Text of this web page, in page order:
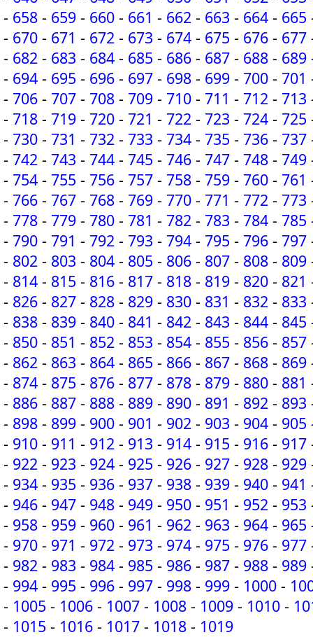
- 658 - 659 - 660 - 661 - 662 - 663 - 664 - 665
- 670 - 671 - 672 - 673 - 674 - 675 - 676 - 677
- 682 - 683 - 684 - 685 - 686 - 687 - 688 - 689
- 694 - 695 - 696 - 697 - 698 - 699 - 700 - 701
- 706 - 707 - 708 - 709 - 710 - 711 - 712 - 713
- 718 - 719 - 720 - 721 - 722 - 723 - 724 - 725
- 730 - 731 - 732 - 733 - 734 - 735 - 736 - 737
- 742 - 743 - 744 - 745 - 746 - 747 - 748 - 749
- 754 - 755 - 756 - 757 - 758 - 759 - 760 - 761
- 766 - 767 - 768 - 769 - 770 - 771 - 772 - 773
- 778 - 779 - 780 - 781 - 782 - 783 - 784 - 785
- 790 - 791 - 792 - 793 - 794 - 795 - 796 - 797
- 802 - 803 - 804 - 805 - 806 - 807 - 808 - 809
- 814 - 815 - 816 - 817 - 818 - 819 - 820 - 821
- 826 - 827 - 828 - 829 - 830 - 831 - 832 - 833
- 838 - 839 - 840 - 841 - 842 - 843 - 844 - 845
- 850 - 851 - 852 - 853 - 854 - 855 - 856 - 857
- 862 - 863 - 864 - 865 - 866 - 867 - 868 - 869
- 874 - 875 - 876 - 877 - 878 - 879 - 880 - 881
- 886 - 887 - 888 - 889 - 890 - 891 - 892 - 893
- 898 - 899 - 900 - 901 - 902 - 903 - 904 - 905
- 910 - 911 - 912 - 913 - 914 - 915 - 916 - 917
- 922 - 923 - 924 - 925 - 926 - 927 - 928 - 929
- 934 - 935 - 936 - 937 - 938 - 939 - 940 - 941
- 946 - 947 - 948 - 949 - 950 - 951 - 952 - 953
- 958 - 959 - 960 - 961 - 962 - 963 - 964 - 965
- 970 - 971 - 972 - 973 - 974 - 975 - 976 - 977
- 982 - 983 - 984 - 985 - 986 - 987 - 988 - 989
- 994 - 995 - 996 - 997 - 998 - 999 - 1000 -
- 1005 - 1006 - 1007 - 1008 - 1009 - 1010 -
- 1015 - 1016 - 1017 - 1018 - 1019